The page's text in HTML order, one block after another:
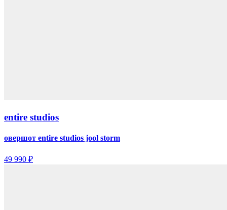
entire studios
овершот entire studios jool storm
49 990 ₽